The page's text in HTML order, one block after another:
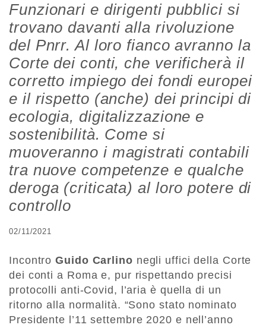
Funzionari e dirigenti pubblici si
trovano davanti alla rivoluzione
del Pnrr. Al loro fianco avranno la
Corte dei conti, che verificherà il
corretto impiego dei fondi europei
e il rispetto (anche) dei principi di
ecologia, digitalizzazione e
sostenibilità. Come si
muoveranno i magistrati contabili
tra nuove competenze e qualche
deroga (criticata) al loro potere di
controllo
02/11/2021
IncontroGuido Carlino negli uffici della Corte
dei conti a Roma e, pur rispettando precisi
protocolli anti-Covid, l’aria è quella di un
ritorno alla normalità. “Sono stato nominato
Presidente l’11 settembre 2020 e nell’anno